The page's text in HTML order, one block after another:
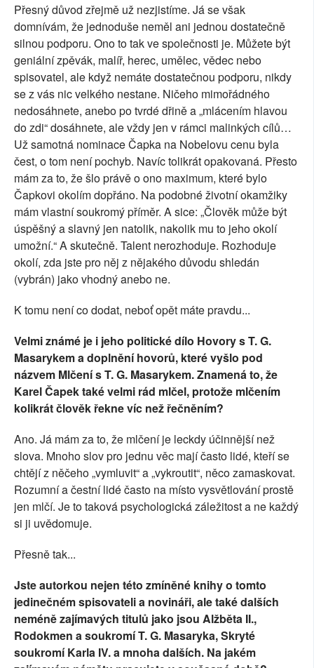
Přesný důvod zřejmě už nezjistíme. Já se však
domnívám, že jednoduše neměl ani jednou dostatečně
silnou podporu. Ono to tak ve společnosti je. Můžete být
geniální zpěvák, malíř, herec, umělec, vědec nebo
spisovatel, ale když nemáte dostatečnou podporu, nikdy
se z vás nic velkého nestane. Ničeho mimořádného
nedosáhnete, anebo po tvrdé dřině a „mlácením hlavou
do zdi“ dosáhnete, ale vždy jen v rámci malinkých cílů…
Už samotná nominace Čapka na Nobelovu cenu byla
čest, o tom není pochyb. Navíc tolikrát opakovaná. Přesto
mám za to, že šlo právě o ono maximum, které bylo
Čapkovi okolím dopřáno. Na podobné životní okamžiky
mám vlastní soukromý příměr. A sice: „Člověk může být
úspěšný a slavný jen natolik, nakolik mu to jeho okolí
umožní.“ A skutečně. Talent nerozhoduje. Rozhoduje
okolí, zda jste pro něj z nějakého důvodu shledán
(vybrán) jako vhodný anebo ne.
K tomu není co dodat, neboť opět máte pravdu...
Velmi známé je i jeho politické dílo Hovory s T. G.
Masarykem a doplnění hovorů, které vyšlo pod
názvem Mlčení s T. G. Masarykem. Znamená to, že
Karel Čapek také velmi rád mlčel, protože mlčením
kolikrát člověk řekne víc než řečněním?
Ano. Já mám za to, že mlčení je leckdy účinnější než
slova. Mnoho slov pro jednu věc mají často lidé, kteří se
chtějí z něčeho „vymluvit“ a „vykroutit“, něco zamaskovat.
Rozumní a čestní lidé často na místo vysvětlování prostě
jen mlčí. Je to taková psychologická záležitost a ne každý
si ji uvědomuje.
Přesně tak...
Jste autorkou nejen této zmíněné knihy o tomto
jedinečném spisovateli a novináři, ale také dalších
neméně zajímavých titulů jako jsou Alžběta II.,
Rodokmen a soukromí T. G. Masaryka, Skryté
soukromí Karla IV. a mnoha dalších. Na jakém